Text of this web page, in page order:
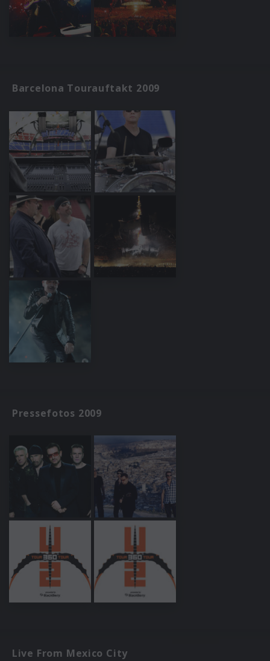
Barcelona Tourauftakt 2009
Pressefotos 2009
Live From Mexico City